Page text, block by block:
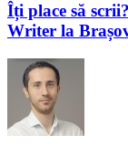
Îți place să
Writer la